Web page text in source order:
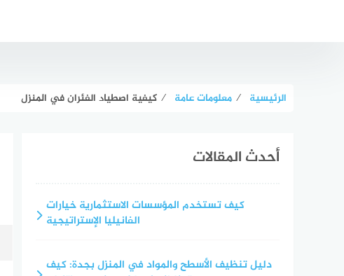
الرئيسية ⁄ معلومات عامة ⁄ كيفية اصطياد الفئران في المنزل
أحدث المقالات
كيف تستخدم المؤسسات الاستثمارية خيارات
الفانيليا الإستراتيجية
دليل تنظيف الأسطح والمواد في المنزل بجدة: كيف